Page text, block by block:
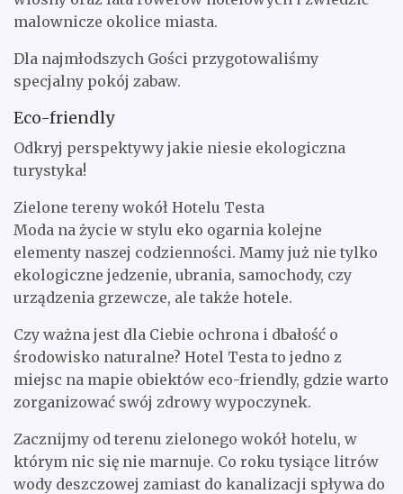
malownicze okolice miasta.
Dla najmłodszych Gości przygotowaliśmy
specjalny pokój zabaw.
Eco-friendly
Odkryj perspektywy jakie niesie ekologiczna
turystyka!
Zielone tereny wokół Hotelu Testa
Moda na życie w stylu eko ogarnia kolejne
elementy naszej codzienności. Mamy już nie tylko
ekologiczne jedzenie, ubrania, samochody, czy
urządzenia grzewcze, ale także hotele.
Czy ważna jest dla Ciebie ochrona i dbałość o
środowisko naturalne? Hotel Testa to jedno z
miejsc na mapie obiektów eco-friendly, gdzie warto
zorganizować swój zdrowy wypoczynek.
Zacznijmy od terenu zielonego wokół hotelu, w
którym nic się nie marnuje. Co roku tysiące litrów
wody deszczowej zamiast do kanalizacji spływa do